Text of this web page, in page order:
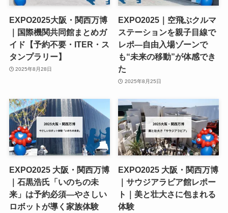
EXPO2025大阪・関西万博
｜国際機関共同館まとめガ
イド【予約不要・ITER・ス
タンプラリー】
2025年8月28日
EXPO2025｜空飛ぶクルマ
ステーションを親子目線で
レポ—自由入場ゾーンで
も“未来の移動”が体感でき
た
2025年8月25日
EXPO2025 大阪・関西万博
｜石黒浩氏「いのちの未
来」は予約必須—やさしい
ロボットが導く家族体験
EXPO2025 大阪・関西万博
｜サウジアラビア館レポー
ト｜美と壮大さに包まれる
体験